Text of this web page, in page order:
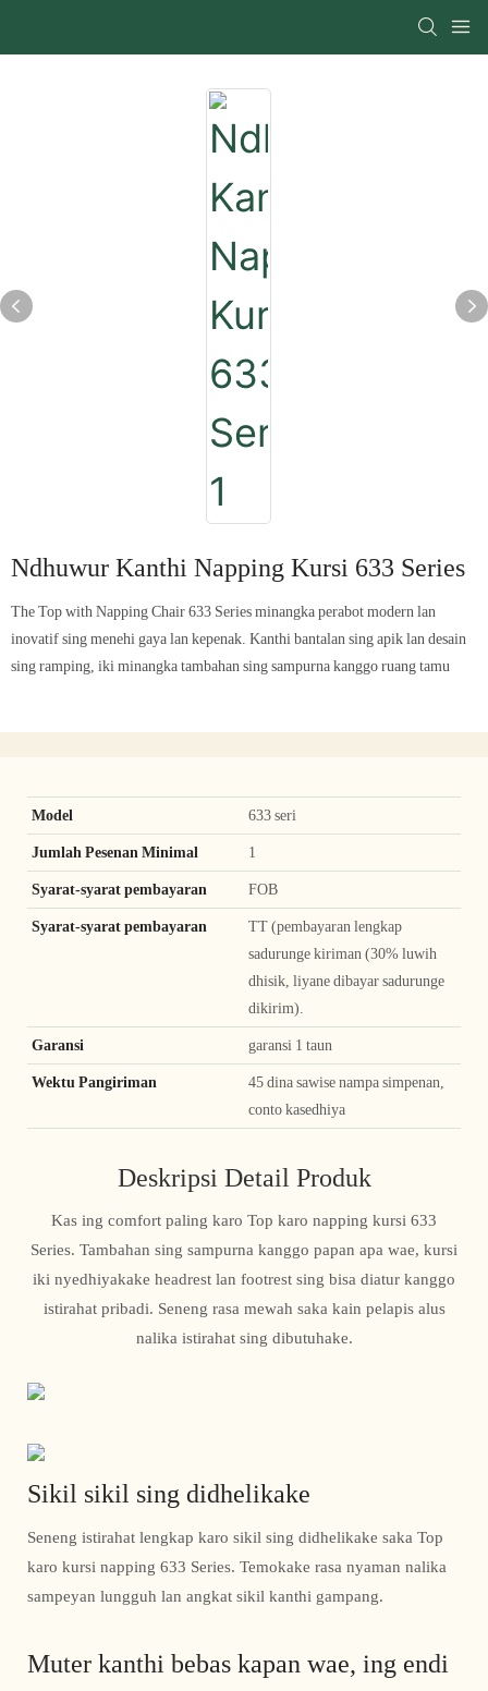
Ndhuwur Kanthi Napping Kursi 633 Series
The Top with Napping Chair 633 Series minangka perabot modern lan
inovatif sing menehi gaya lan kepenak. Kanthi bantalan sing apik lan desain
sing ramping, iki minangka tambahan sing sampurna kanggo ruang tamu
Model 633 seri
Jumlah Pesenan Minimal 1
Syarat-syarat pembayaran FOB
Syarat-syarat pembayaran
TT (pembayaran lengkap
sadurunge kiriman (30% luwih
dhisik, liyane dibayar sadurunge
dikirim).
Garansi garansi 1 taun
Wektu Pangiriman
45 dina sawise nampa simpenan,
conto kasedhiya
Deskripsi Detail Produk
Kas ing comfort paling karo Top karo napping kursi 633
Series. Tambahan sing sampurna kanggo papan apa wae, kursi
iki nyedhiyakake headrest lan footrest sing bisa diatur kanggo
istirahat pribadi. Seneng rasa mewah saka kain pelapis alus
nalika istirahat sing dibutuhake.
Sikil sikil sing didhelikake
Seneng istirahat lengkap karo sikil sing didhelikake saka Top
karo kursi napping 633 Series. Temokake rasa nyaman nalika
sampeyan lungguh lan angkat sikil kanthi gampang.
Muter kanthi bebas kapan wae, ing endi